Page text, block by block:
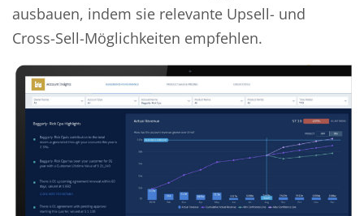
ausbauen, indem sie relevante Upsell- und
Cross-Sell-Möglichkeiten empfehlen.